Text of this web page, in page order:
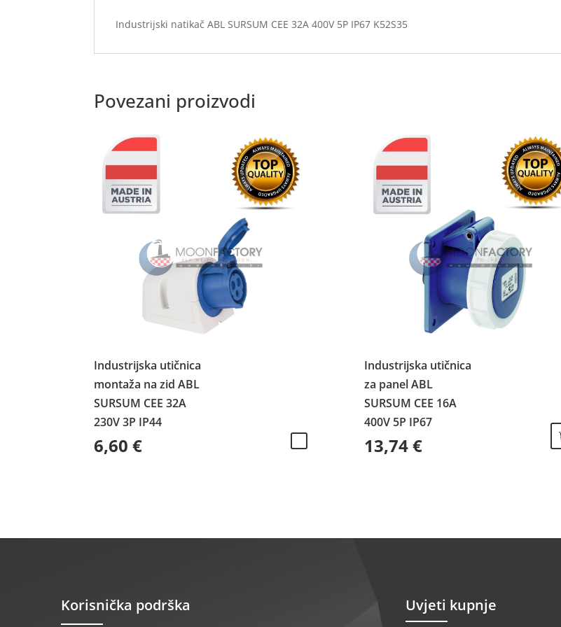
Industrijski natikač ABL SURSUM CEE 32A 400V 5P IP67 K52S35
Povezani proizvodi
Industrijska utičnica
montaža na zid ABL
SURSUM CEE 32A
230V 3P IP44
6,60€
Industrijska utičnica
za panel ABL
SURSUM CEE 16A
400V 5P IP67
13,74€
Korisnička podrška Uvjeti kupnje